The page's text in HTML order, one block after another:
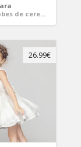
de ceremonie enfants
26.99€